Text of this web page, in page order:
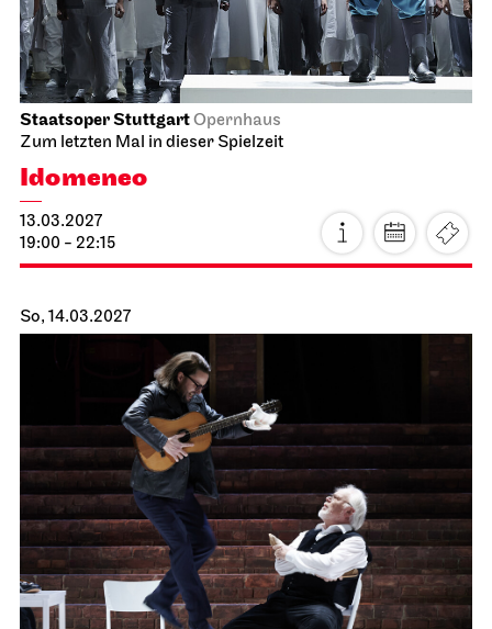
Staatsoper StuttgartOpernhaus
Zum letzten Mal in dieser Spielzeit
Idomeneo
13.03.2027
19:00 - 22:15
So, 14.03.2027